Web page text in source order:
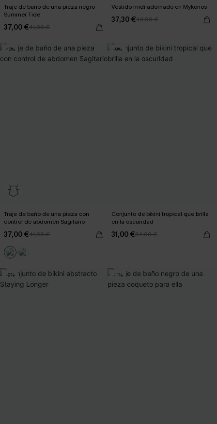
Traje de baño de una pieza negro
Summer Tide
37,00 €41,00 €
Vestido midi adornado en Mykonos
37,30 €43,90 €
-10%
Traje de baño de una pieza con
control de abdomen Sagitario
37,00 €41,00 €
-9%
Conjunto de bikini tropical que brilla
en la oscuridad
31,00 €34,00 €
-9% -11%